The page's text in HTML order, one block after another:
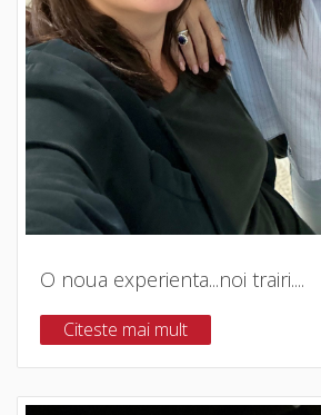
O noua experienta...noi trairi....
Citeste mai mult